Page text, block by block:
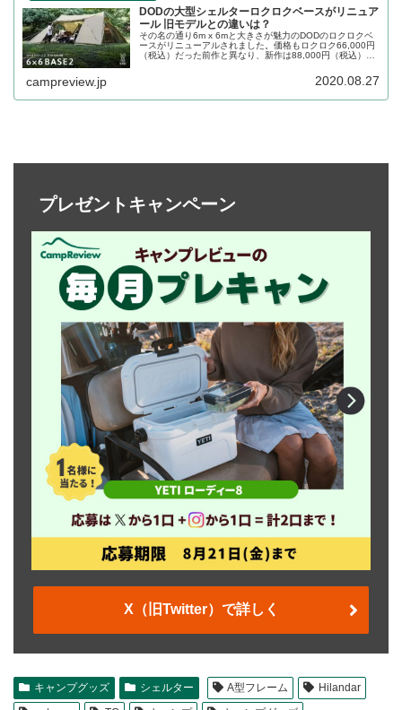
DODの大型シェルターロクロクベースがリニュア
ール 旧モデルとの違いは？
その名の通り6m x 6mと大きさが魅力のDODのロクロクベ
ースがリニューアルされました。価格もロクロク66,000円
（税込）だった前作と異なり、新作は88,000円（税込）と
わったのか、旧モデルと新モデルを比較しながら特徴をご
campreview.jp 2020.08.27
プレゼントキャンペーン
X（旧Twitter）で詳しく
キャンプグッズ シェルター A型フレーム
Hilandar